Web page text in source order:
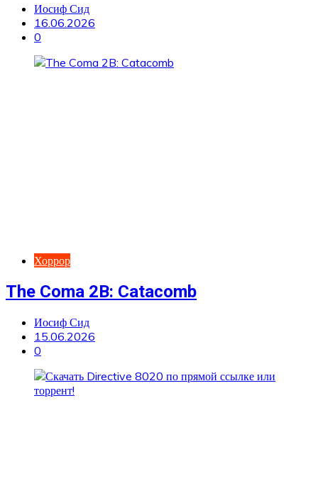
Иосиф Сид
16.06.2026
0
Хоррор
The Coma 2B: Catacomb
Иосиф Сид
15.06.2026
0